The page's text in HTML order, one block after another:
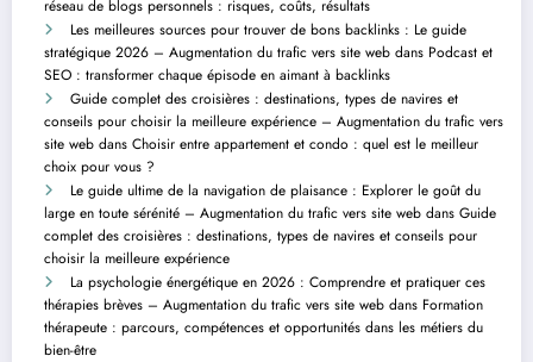
réseau de blogs personnels : risques, coûts, résultats
Les meilleures sources pour trouver de bons backlinks : Le guide
stratégique 2026 – Augmentation du trafic vers site web dans Podcast et
SEO : transformer chaque épisode en aimant à backlinks
Guide complet des croisières : destinations, types de navires et
conseils pour choisir la meilleure expérience – Augmentation du trafic vers
site web dans Choisir entre appartement et condo : quel est le meilleur
choix pour vous ?
Le guide ultime de la navigation de plaisance : Explorer le goût du
large en toute sérénité – Augmentation du trafic vers site web dans Guide
complet des croisières : destinations, types de navires et conseils pour
choisir la meilleure expérience
La psychologie énergétique en 2026 : Comprendre et pratiquer ces
thérapies brèves – Augmentation du trafic vers site web dans Formation
thérapeute : parcours, compétences et opportunités dans les métiers du
bien-être